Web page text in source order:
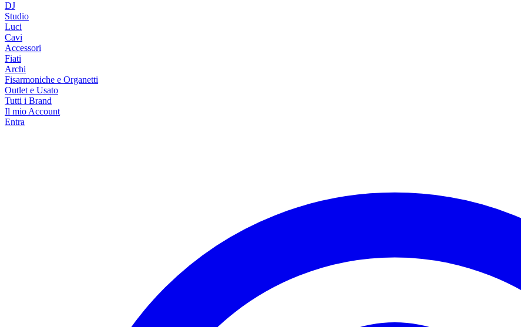
DJ
Studio
Luci
Cavi
Accessori
Fiati
Archi
Fisarmoniche e Organetti
Outlet e Usato
Tutti i Brand
Il mio Account
Entra